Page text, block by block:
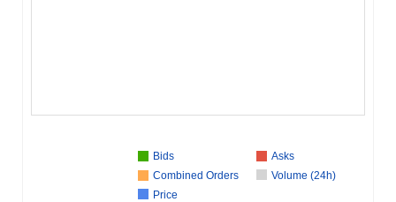
Bids
Asks
Combined Orders
Volume (24h)
Price